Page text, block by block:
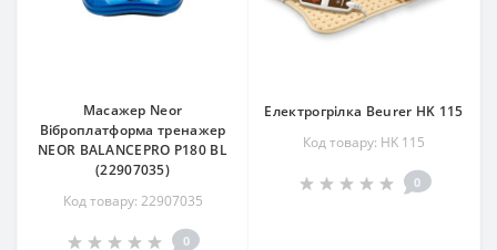
Масажер Neor
Віброплатформа тренажер
NEOR BALANCEPRO P180 BL
(22907035)
Код товару: 22907035
0
Електрогрілка Beurer HK 115
Код товару: HK 115
0